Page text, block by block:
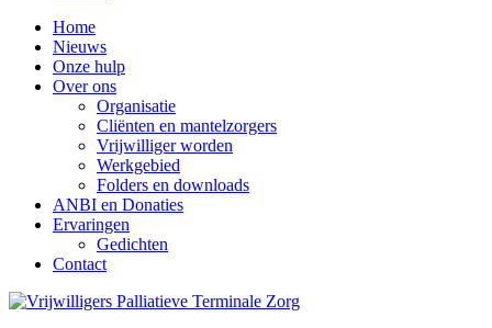
Home
Nieuws
Onze hulp
Over ons
Organisatie
Cliënten en mantelzorgers
Vrijwilliger worden
Werkgebied
Folders en downloads
ANBI en Donaties
Ervaringen
Gedichten
Contact